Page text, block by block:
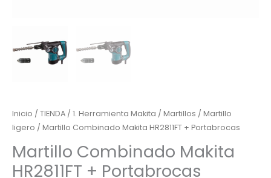
Inicio / TIENDA / 1. Herramienta Makita / Martillos / Martillo
ligero / Martillo Combinado Makita HR2811FT + Portabrocas
Martillo Combinado Makita
HR2811FT + Portabrocas